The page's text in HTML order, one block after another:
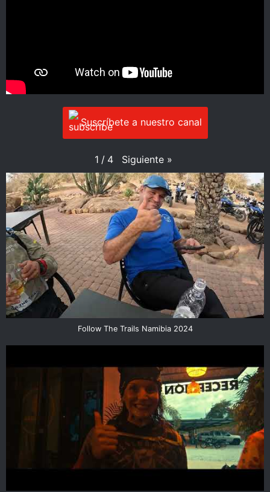
Suscríbete a nuestro canal
1 / 4 Siguiente »
Follow The Trails Namibia 2024